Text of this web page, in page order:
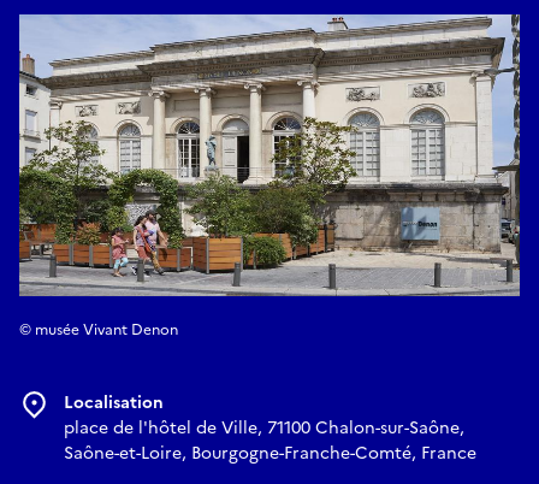
patrimoine et sur celle du regard qui vient le révéler.
Aujourd’hui, la couverture du patrimoine régional depuis les
années 1960 constitue une trace documentaire extrêmement
précieuse, un complément indispensable au discours
scientifique et même souvent le meilleur moyen de décrire le
patrimoine d’un territoire. Véritable archive de la recherche,
elle permet de conserver un témoignage daté qui alimente la
mémoire visuelle des lieux et des objets.
© musée Vivant Denon
Localisation
place de l'hôtel de Ville, 71100 Chalon-sur-Saône,
Saône-et-Loire, Bourgogne-Franche-Comté, France